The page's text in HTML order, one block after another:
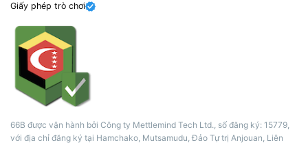
Giấy phép trò chơi
66B được vận hành bởi Công ty Mettlemind Tech Ltd., số đăng ký: 15779,
với địa chỉ đăng ký tại Hamchako, Mutsamudu, Đảo Tự trị Anjouan, Liên